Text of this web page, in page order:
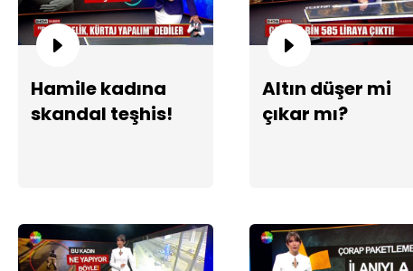
Hamile kadına
skandal teşhis!
Altın düşer mi
çıkar mı?